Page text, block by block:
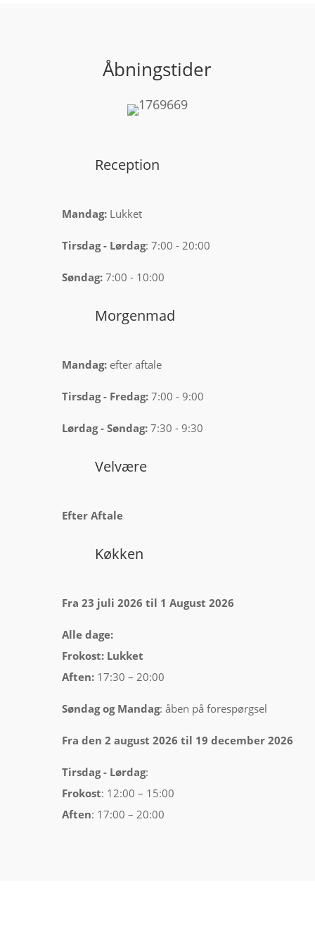
Åbningstider
Reception
Mandag: Lukket
Tirsdag - Lørdag: 7:00 - 20:00
Søndag: 7:00 - 10:00
Morgenmad
Mandag: efter aftale
Tirsdag - Fredag: 7:00 - 9:00
Lørdag - Søndag: 7:30 - 9:30
Velvære
Efter Aftale
Køkken
Fra 23 juli 2026 til 1 August 2026
Alle dage:
Frokost: Lukket
Aften: 17:30 – 20:00
Søndag og Mandag: åben på forespørgsel
Fra den 2 august 2026 til 19 december 2026
Tirsdag - Lørdag:
Frokost: 12:00 – 15:00
Aften: 17:00 – 20:00